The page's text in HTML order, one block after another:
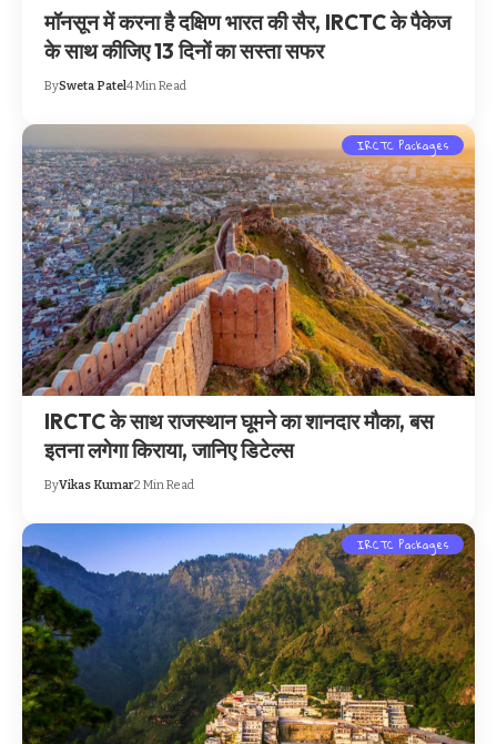
मॉनसून में करना है दक्षिण भारत की सैर, IRCTC के पैकेज
के साथ कीजिए 13 दिनों का सस्ता सफर
BySweta Patel4 Min Read
IRCTC Packages
IRCTC के साथ राजस्थान घूमने का शानदार मौका, बस
इतना लगेगा किराया, जानिए डिटेल्स
ByVikas Kumar2 Min Read
IRCTC Packages